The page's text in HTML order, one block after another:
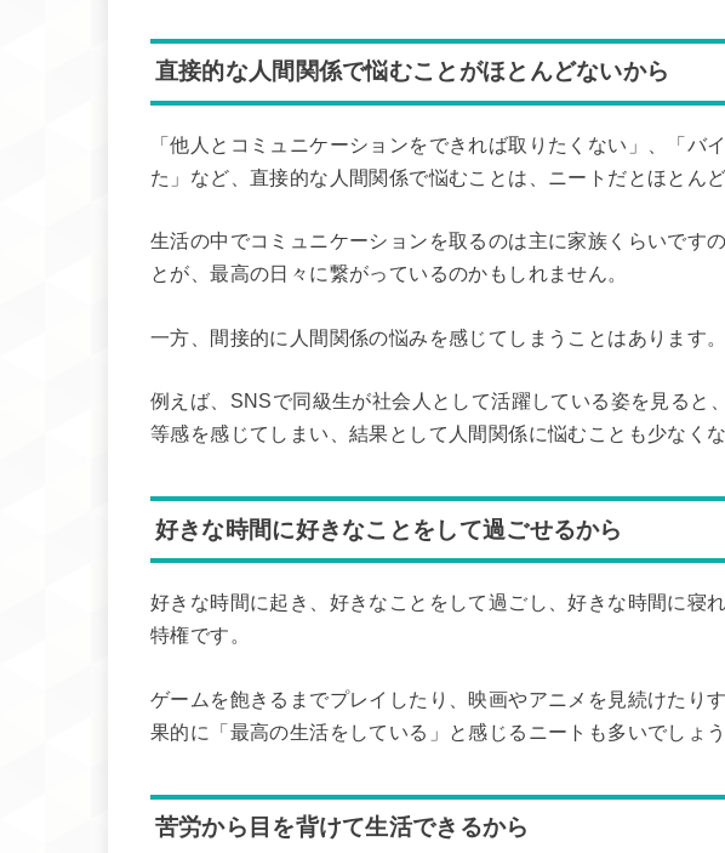
直接的な人間関係で悩むことがほとんどないから
「他人とコミュニケーションをできれば取りたくない」、「バ
た」など、直接的な人間関係で悩むことは、ニートだとほとんど
生活の中でコミュニケーションを取るのは主に家族くらいです
とが、最高の日々に繋がっているのかもしれません。
一方、間接的に人間関係の悩みを感じてしまうことはあります。
例えば、SNSで同級生が社会人として活躍している姿を見ると
等感を感じてしまい、結果として人間関係に悩むことも少なくな
好きな時間に好きなことをして過ごせるから
好きな時間に起き、好きなことをして過ごし、好きな時間に寝
特権です。
ゲームを飽きるまでプレイしたり、映画やアニメを見続けたり
果的に「最高の生活をしている」と感じるニートも多いでしょう
苦労から目を背けて生活できるから